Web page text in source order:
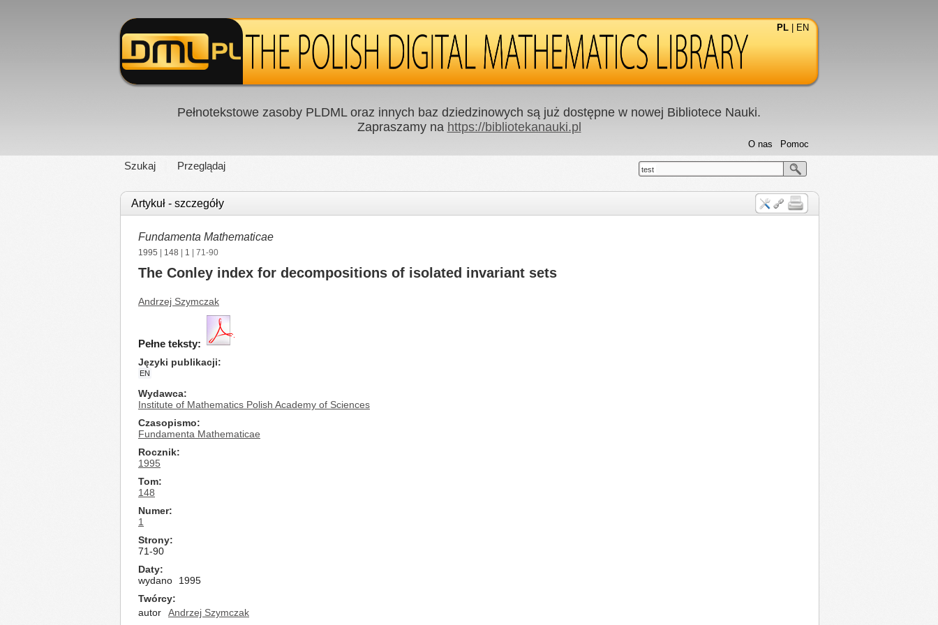
PL EN
Pełnotekstowe zasoby PLDML oraz innych baz dziedzinowych są już dostępne w nowej Bibliotece Nauki.
Zapraszamy na https://bibliotekanauki.pl
Szukaj Przeglądaj
Pomoc
O nas
test
Artykuł - szczegóły
Fundamenta Mathematicae
1995 148 1 | 71-90
The Conley index for decompositions of isolated invariant sets
Andrzej Szymczak
Pełne teksty:
Języki publikacji
EN
Wydawca
Institute of Mathematics Polish Academy of Sciences
Czasopismo
Fundamenta Mathematicae
Rocznik
1995
Tom
148
Numer
1
Strony
71-90
Daty
wydano
1995
Twórcy
autor
Andrzej Szymczak